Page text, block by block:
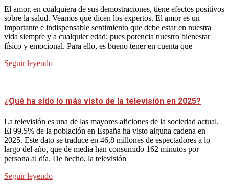
El amor, en cualquiera de sus demostraciones, tiene efectos positivos
sobre la salud. Veamos qué dicen los expertos. El amor es un
importante e indispensable sentimiento que debe estar en nuestra
vida siempre y a cualquier edad; pues potencia nuestro bienestar
físico y emocional. Para ello, es bueno tener en cuenta que
Seguir leyendo
¿Qué ha sido lo más visto de la televisión en 2025?
La televisión es una de las mayores aficiones de la sociedad actual.
El 99,5% de la población en España ha visto alguna cadena en
2025. Este dato se traduce en 46,8 millones de espectadores a lo
largo del año, que de media han consumido 162 minutos por
persona al día. De hecho, la televisión
Seguir leyendo